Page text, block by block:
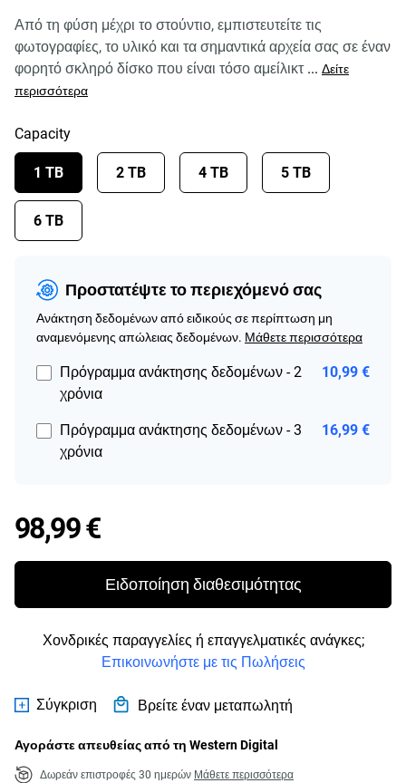
Από τη φύση μέχρι το στούντιο, εμπιστευτείτε τις
φωτογραφίες, το υλικό και τα σημαντικά αρχεία σας σε έναν
φορητό σκληρό δίσκο που είναι τόσο αμείλικτ ... Δείτε
περισσότερα
Capacity
1 TB 2 TB 4 TB 5 TB
6 TB
Προστατέψτε το περιεχόμενό σας
Ανάκτηση δεδομένων από ειδικούς σε περίπτωση μη
αναμενόμενης απώλειας δεδομένων. Μάθετε περισσότερα
Πρόγραμμα ανάκτησης δεδομένων - 2
χρόνια
10,99 €
Πρόγραμμα ανάκτησης δεδομένων - 3
χρόνια
16,99 €
98,99 €Price 98,99 €
Ειδοποίηση διαθεσιμότητας
Χονδρικές παραγγελίες ή επαγγελματικές ανάγκες;
Επικοινωνήστε με τις Πωλήσεις
Σύγκριση Βρείτε έναν μεταπωλητή
Αγοράστε απευθείας από τη Western Digital
Δωρεάν επιστροφές 30 ημερών Μάθετε περισσότερα